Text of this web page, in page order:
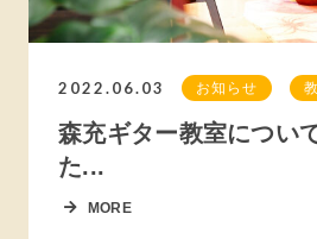
2022.06.03 お知らせ
森充ギター教室につい
た...
MORE